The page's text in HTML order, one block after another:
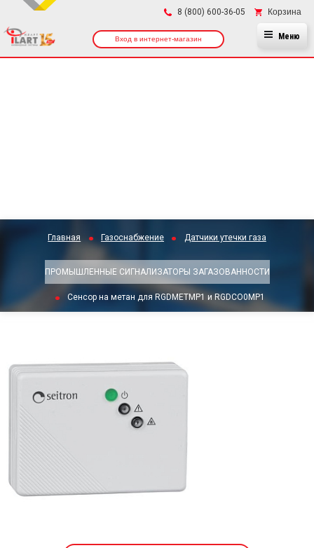
8 (800) 600-36-05 Корзина
Вход в интернет-магазин Меню
Главная Газоснабжение Датчики утечки газа
ПРОМЫШЛЕННЫЕ СИГНАЛИЗАТОРЫ ЗАГАЗОВАННОСТИ
Сенсор на метан для RGDMETMP1 и RGDCO0MP1
×